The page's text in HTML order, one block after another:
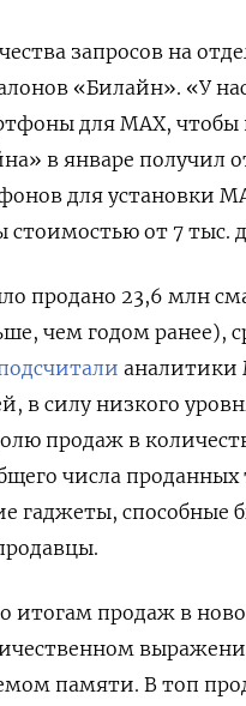
запросов на
«Билайн». «У
для MAX,
в январе получил
для установки
стоимостью от 7 тыс.
продано 23,6 млн
чем годом ранее),
в силу низкого
продаж в
числа
гаджеты, способные
итогам продаж в
памяти. В топ